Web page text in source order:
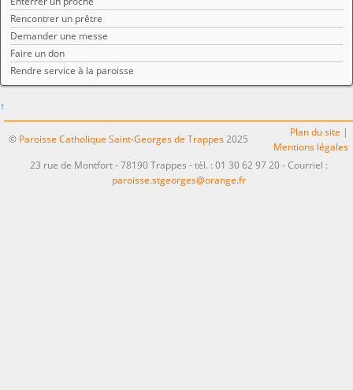
Rencontrer un prêtre
Demander une messe
Faire un don
Rendre service à la paroisse
↑
© Paroisse Catholique Saint-Georges de Trappes 2025
Plan du site |
Mentions légales
23 rue de Montfort - 78190 Trappes - tél. : 01 30 62 97 20 - Courriel :
paroisse.stgeorges@orange.fr